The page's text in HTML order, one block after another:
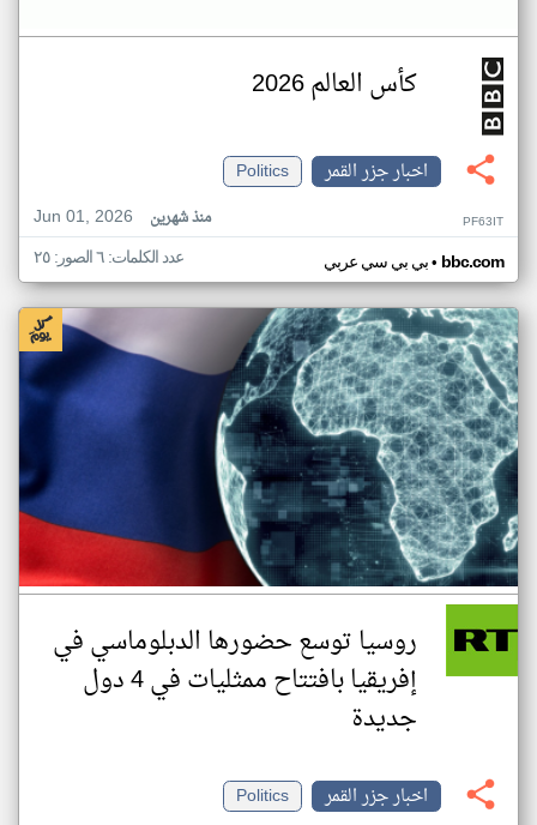
كأس العالم 2026
اخبار جزر القمر
Politics
Jun 01, 2026
منذ شهرين PF63IT
بي بي سي عربي• bbc.com عدد الكلمات: ٦ الصور: ٢٥
روسيا توسع حضورها الدبلوماسي في
إفريقيا بافتتاح ممثليات في 4 دول
جديدة
اخبار جزر القمر
Politics